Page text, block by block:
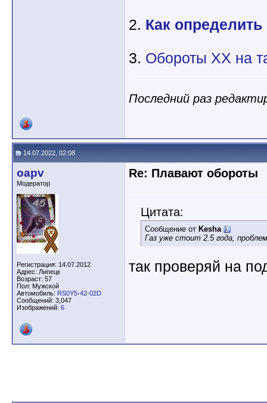
2. Как определить
3. Обороты ХХ на
Последний раз
14.07.2022, 02:08
oapv
Модератор
Регистрация: 14.07.2012
Адрес: Липецк
Возраст: 57
Пол: Мужской
Автомобиль: RS0Y5-42-02D
Сообщений: 3,047
Изображений: 6
Re: Плавают обороты
Цитата:
Сообщение от Kesha
Газ уже стоит 2.5 года,
так проверяй на